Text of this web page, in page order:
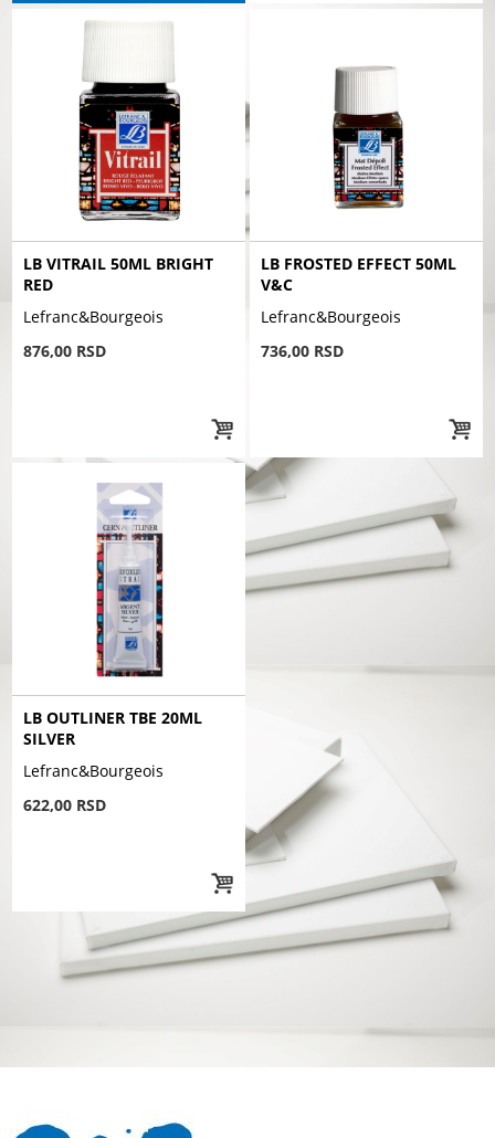
LB VITRAIL 50ML BRIGHT
RED
Lefranc&Bourgeois
876,00 RSD
LB FROSTED EFFECT 50ML
V&C
Lefranc&Bourgeois
736,00 RSD
LB OUTLINER TBE 20ML
SILVER
Lefranc&Bourgeois
622,00 RSD